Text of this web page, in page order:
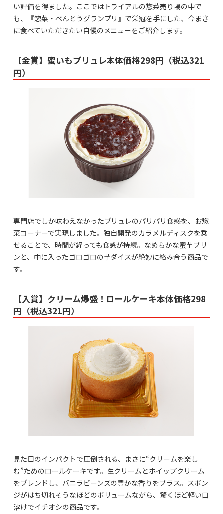
い評価を得ました。ここではトライアルの惣菜売り場の中で
も、『惣菜・べんとうグランプリ』で栄冠を手にした、今まさ
に食べていただきたい自慢のメニューをご紹介します。
【金賞】蜜いもブリュレ本体価格298円（税込321
円）
専門店でしか味わえなかったブリュレのパリパリ食感を、お惣
菜コーナーで実現しました。独自開発のカラメルディスクを乗
せることで、時間が経っても食感が持続。なめらかな蜜芋プリ
ンと、中に入ったゴロゴロの芋ダイスが絶妙に絡み合う商品で
す。
【入賞】クリーム爆盛！ロールケーキ本体価格298
円（税込321円）
見た目のインパクトで圧倒される、まさに“クリームを楽し
む”ためのロールケーキです。生クリームとホイップクリーム
をブレンドし、バニラビーンズの豊かな香りをプラス。スポン
ジがはち切れそうなほどのボリュームながら、驚くほど軽い口
溶けでイチオシの商品です。